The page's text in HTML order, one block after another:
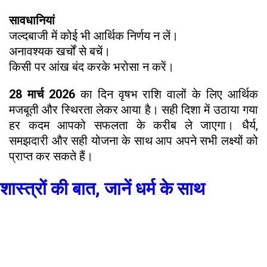
सावधानियां
जल्दबाजी में कोई भी आर्थिक निर्णय न लें।
अनावश्यक खर्चों से बचें।
किसी पर आंख बंद करके भरोसा न करें।
28 मार्च 2026का दिन वृषभ राशि वालों के लिए आर्थिक
मजबूती और स्थिरता लेकर आया है। सही दिशा में उठाया गया
हर कदम आपको सफलता के करीब ले जाएगा। धैर्य,
समझदारी और सही योजना के साथ आप अपने सभी लक्ष्यों को
प्राप्त कर सकते हैं।
शास्त्रों की बात, जानें धर्म के साथ